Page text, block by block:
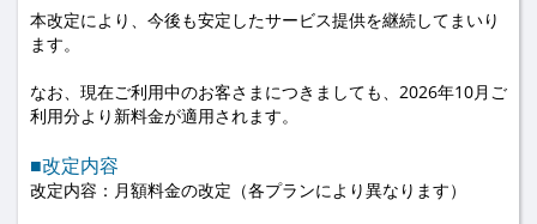
本改定により、今後も安定したサービス提供を継続してまいり
ます。
なお、現在ご利用中のお客さまにつきましても、2026年10月ご
利用分より新料金が適用されます。
■改定内容
改定内容：月額料金の改定（各プランにより異なります）